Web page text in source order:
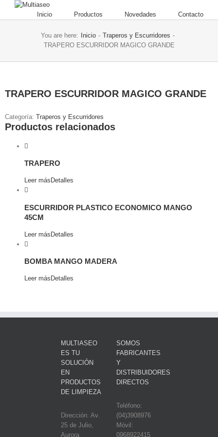
Inicio Productos Novedades Contacto
You are here: Inicio - Traperos y Escurridores -
TRAPERO ESCURRIDOR MAGICO GRANDE
TRAPERO ESCURRIDOR MAGICO GRANDE
Categoría: Traperos y Escurridores
Productos relacionados
TRAPERO
Leer más Detalles
ESCURRIDOR PLASTICO ECONOMICO MANGO
45CM
Leer más Detalles
BOMBA MANGO MADERA
Leer más Detalles
MULTIASEO
ES TU
SOLUCIÓN
EN
PRODUCTOS
DE LIMPIEZA
Dirección: Av.
25 de Julio,
Aurora
SOMOS
FABRICANTES
Y
DISTRIBUIDORES
DIRECTOS
Teléfono:
(04)3908976
Móvil:
0968922415